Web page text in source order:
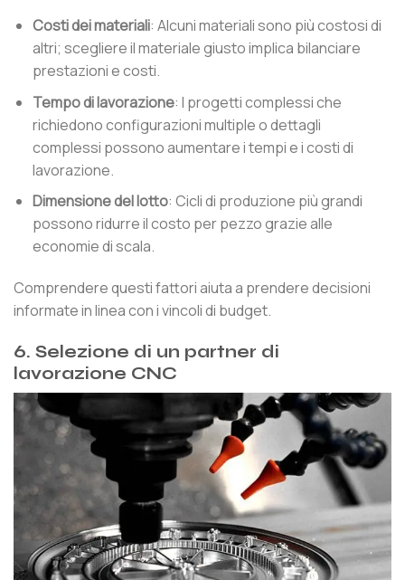
Costi dei materiali: Alcuni materiali sono più costosi di
altri; scegliere il materiale giusto implica bilanciare
prestazioni e costi.
Tempo di lavorazione: I progetti complessi che
richiedono configurazioni multiple o dettagli
complessi possono aumentare i tempi e i costi di
lavorazione.
Dimensione del lotto: Cicli di produzione più grandi
possono ridurre il costo per pezzo grazie alle
economie di scala.
Comprendere questi fattori aiuta a prendere decisioni
informate in linea con i vincoli di budget.
6. Selezione di un partner di
lavorazione CNC